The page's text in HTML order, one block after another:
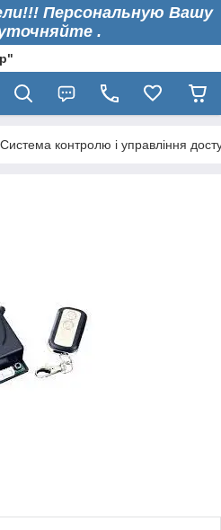
Персональную Вашу
.
Система контролю і управління